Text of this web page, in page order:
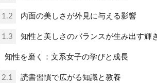
1.2 内面の美しさが外見に与える影響
1.3 知性と美しさのバランスが生み出す輝
知性を磨く：文系女子の学びと成長
2.1 読書習慣で広がる知識と教養